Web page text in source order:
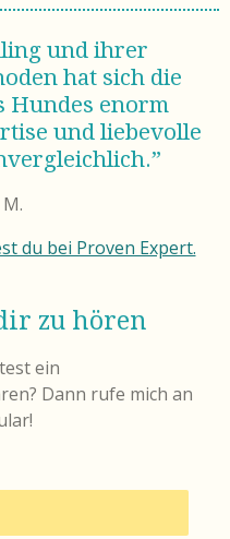
und ihrer
hat sich die
Hundes enorm
und liebevolle
du bei Proven Expert.
zu hören
ein
Dann rufe mich an